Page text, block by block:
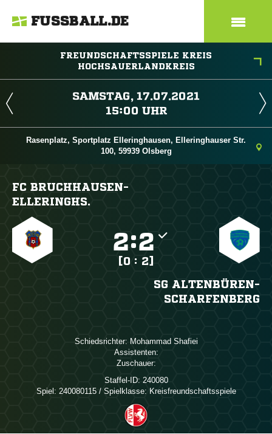
FUSSBALL.DE
FREUNDSCHAFTSSPIELE KREIS
HOCHSAUERLANDKREIS
 
 
Rasenplatz, Sportplatz Elleringhausen, Elleringhauser Str.
100, 59939 Olsberg
FC BRUCHHAUSEN-
ELLERINGHS.
:
[0 : 2]
SG ALTENBÜREN-
SCHARFENBERG
Schiedsrichter:  
Assistenten:
Zuschauer:
Staffel-ID: 240080
Spiel: 240080115 / Spielklasse: Kreisfreundschaftsspiele